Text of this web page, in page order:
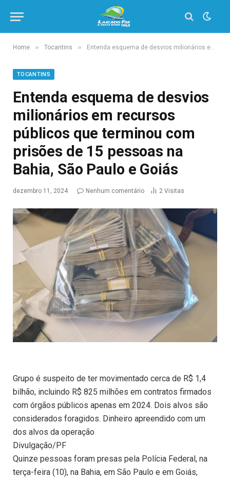
Home » Tocantins » Entenda esquema de desvios milionários em recursos públicos que terminou com prisões de 15 pessoas na Bahia, São Paulo e Goiás
TOCANTINS
Entenda esquema de desvios
milionários em recursos
públicos que terminou com
prisões de 15 pessoas na
Bahia, São Paulo e Goiás
dezembro 11, 2024 Nenhum comentário 2 Visitas
Grupo é suspeito de ter movimentado cerca de R$ 1,4
bilhão, incluindo R$ 825 milhões em contratos firmados
com órgãos públicos apenas em 2024. Dois alvos são
considerados foragidos. Dinheiro apreendido com um
dos alvos da operação
Divulgação/PF
Quinze pessoas foram presas pela Polícia Federal, na
terça-feira (10), na Bahia, em São Paulo e em Goiás,